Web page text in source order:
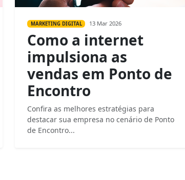
MARKETING DIGITAL 13 Mar 2026
Como a internet
impulsiona as
vendas em Ponto de
Encontro
Confira as melhores estratégias para
destacar sua empresa no cenário de Ponto
de Encontro...